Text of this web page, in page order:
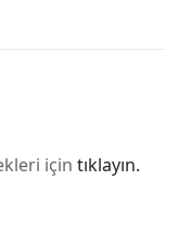
için tıklayın.